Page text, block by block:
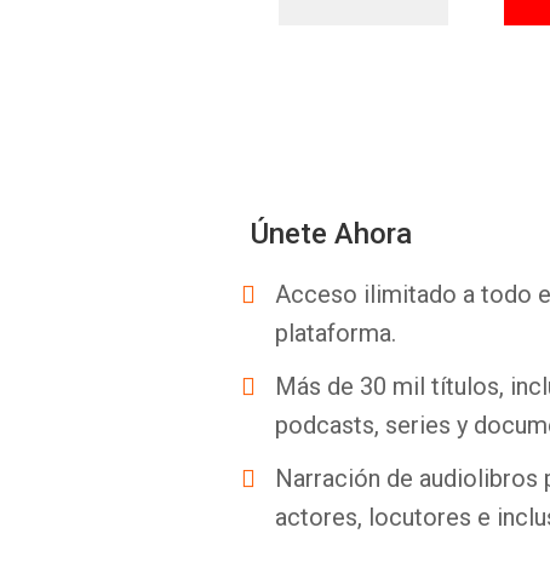
Únete Ahora
Acceso ilimitado a todo
plataforma.
Más de 30 mil títulos,
podcasts, series y
Narración de
actores, locutores e